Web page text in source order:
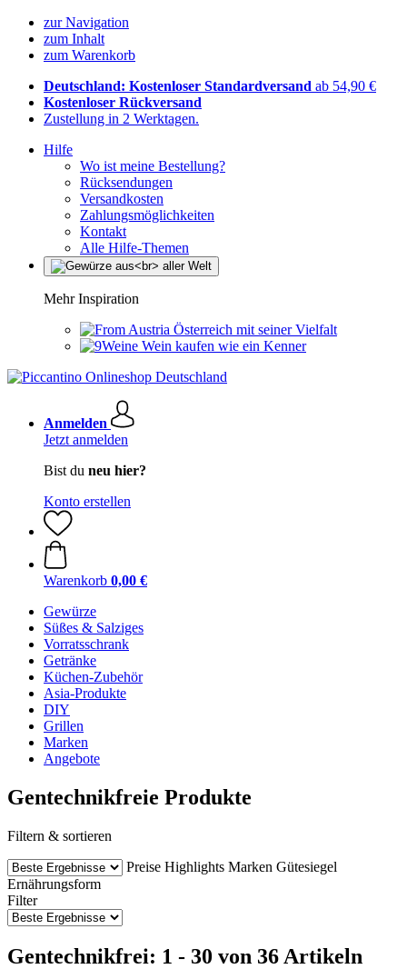
zur Navigation
zum Inhalt
zum Warenkorb
Deutschland: Kostenloser Standardversand ab 54,90 €
Kostenloser Rückversand
Zustellung in 2 Werktagen.
Hilfe
Wo ist meine Bestellung?
Rücksendungen
Versandkosten
Zahlungsmöglichkeiten
Kontakt
Alle Hilfe-Themen
Mehr Inspiration
Österreich mit seiner Vielfalt
Wein kaufen wie ein Kenner
Anmelden
Jetzt anmelden
Bist du neu hier?
Konto erstellen
Warenkorb 0,00 €
Gewürze
Süßes & Salziges
Vorratsschrank
Getränke
Küchen-Zubehör
Asia-Produkte
DIY
Grillen
Marken
Angebote
Gentechnikfreie Produkte
Filtern & sortieren
Preise Highlights Marken Gütesiegel
Ernährungsform
Filter
Gentechnikfrei: 1 - 30 von 36 Artikeln